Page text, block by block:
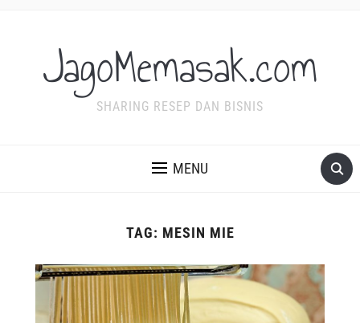
JagoMemasak.com
SHARING RESEP DAN BISNIS
MENU
TAG: MESIN MIE